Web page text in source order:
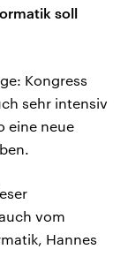
soll
Kongress
sehr intensiv
eine neue
vom
Hannes